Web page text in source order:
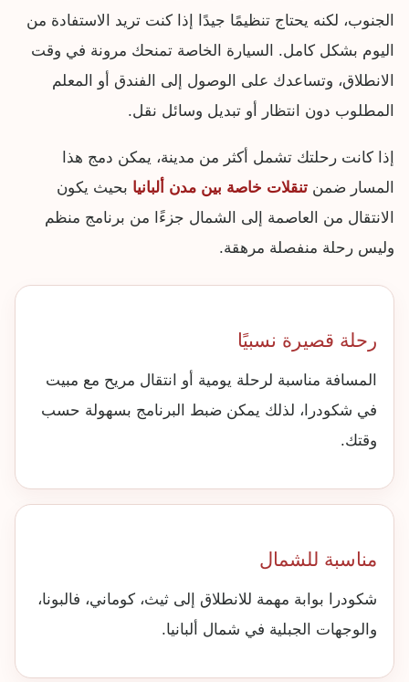
الجنوب، لكنه يحتاج تنظيمًا جيدًا إذا كنت تريد الاستفادة من
اليوم بشكل كامل. السيارة الخاصة تمنحك مرونة في وقت
الانطلاق، وتساعدك على الوصول إلى الفندق أو المعلم
المطلوب دون انتظار أو تبديل وسائل نقل.
إذا كانت رحلتك تشمل أكثر من مدينة، يمكن دمج هذا
المسار ضمن تنقلات خاصة بين مدن ألبانيا بحيث يكون
الانتقال من العاصمة إلى الشمال جزءًا من برنامج منظم
وليس رحلة منفصلة مرهقة.
رحلة قصيرة نسبيًا
المسافة مناسبة لرحلة يومية أو انتقال مريح مع مبيت
في شكودرا، لذلك يمكن ضبط البرنامج بسهولة حسب
وقتك.
مناسبة للشمال
شكودرا بوابة مهمة للانطلاق إلى ثيث، كوماني، فالبونا،
والوجهات الجبلية في شمال ألبانيا.